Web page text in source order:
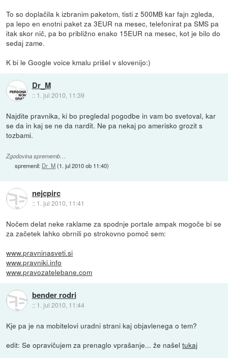
To so doplačila k izbranim paketom, tisti z 500MB kar fajn zgleda,
pa lepo en enotni paket za 3EUR na mesec, telefonirat pa SMS pa
itak skor nič, pa bo približno enako 15EUR na mesec, kot je bilo do
sedaj zame.
K bi le Google voice kmalu prišel v slovenijo:)
Dr_M
:: 1. jul 2010, 11:39
Najdite pravnika, ki bo pregledal pogodbe in vam bo svetoval, kar
se da in kaj se ne da nardit. Ne pa nekaj po amerisko grozit s
tozbami.
Zgodovina sprememb…
spremenil: Dr_M(1. jul 2010 ob 11:40)
nejcpirc
:: 1. jul 2010, 11:41
Nočem delat neke raklame za spodnje portale ampak mogoče bi se
za začetek lahko obrnili po strokovno pomoč sem:
www.pravninasveti.si
www.pravniki.info
www.pravozatelebane.com
bender rodri
:: 1. jul 2010, 11:44
Kje pa je na mobitelovi uradni strani kaj objavlenega o tem?
edit: Se opravičujem za prenaglo vprašanje... že našeltukaj